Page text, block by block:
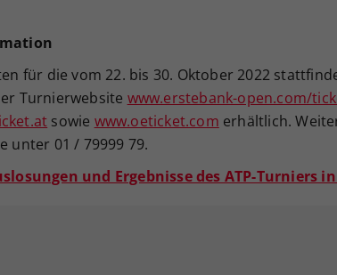
für die vom 22. bis 30. Oktober 2022
Turnierwebsite www.erstebank-open.com/
sowie www.oeticket.com erhältlich.
unter 01 / 79999 79.
und Ergebnisse des ATP-Turniers